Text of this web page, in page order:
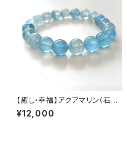
【癒し・幸福】アクアマリン（石サ
イズ 10mm玉） 内径16cm
¥12,000